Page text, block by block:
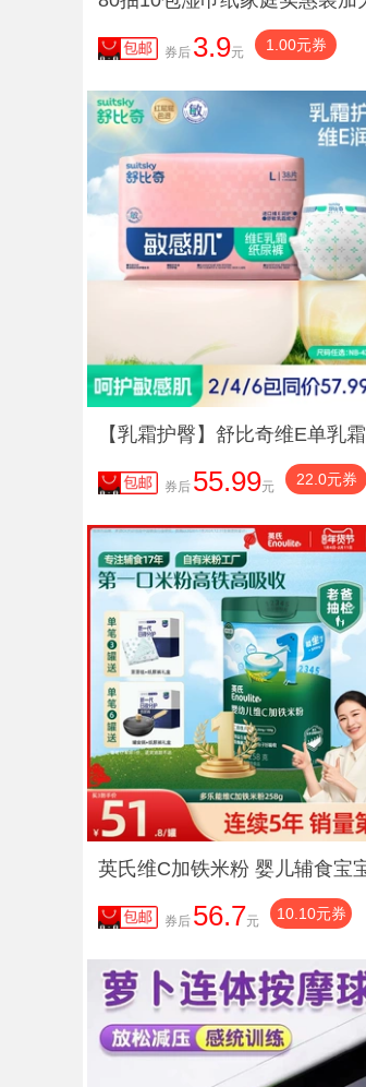
券后 3.9元 1.00元券
券后 55.99元 22.0元券
券后 56.7元 10.10元券